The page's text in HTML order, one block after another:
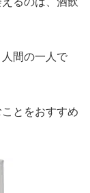
間の一人で
とをおすすめ